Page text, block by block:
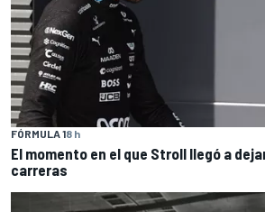
FÓRMULA 18 h
El momento en el que Stroll llegó a
carreras